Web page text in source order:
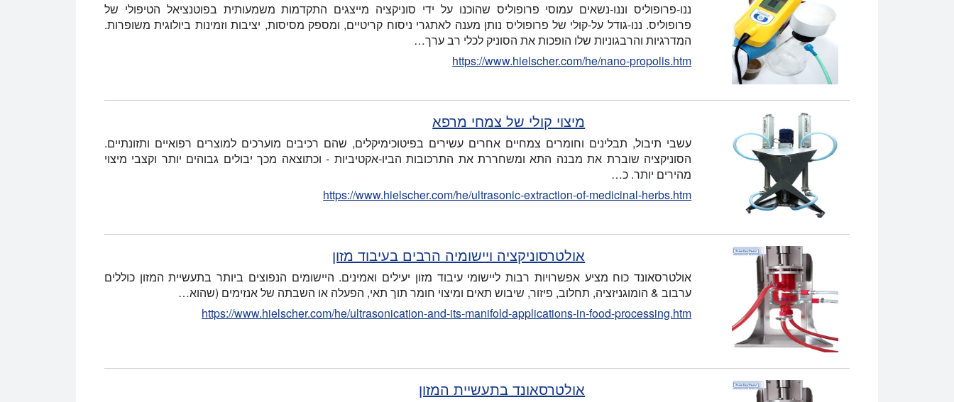
ננו-פרופוליס וננו-נשאים עמוסי פרופוליס שהוכנו על ידי סוניקציה מייצגים התקדמות משמעותית בפוטנציאל הטיפולי של
פרופוליס. ננו-גודל על-קולי של פרופוליס נותן מענה לאתגרי ניסוח קריטיים, ומספק מסיסות, יציבות וזמינות ביולוגית משופרות.
המדרגיות והרבגוניות שלו הופכות את הסוניק לכלי רב ערך…
https://www.hielscher.com/he/nano-propolis.htm
מיצוי קולי של צמחי מרפא
עשבי תיבול, תבלינים וחומרים צמחיים אחרים עשירים בפיטוכימיקלים, שהם רכיבים מוערכים למוצרים רפואיים ותזונתיים.
הסוניקציה שוברת את מבנה התא ומשחררת את התרכובות הביו-אקטיביות - וכתוצאה מכך יבולים גבוהים יותר וקצבי מיצוי
מהירים יותר. כ…
https://www.hielscher.com/he/ultrasonic-extraction-of-medicinal-herbs.htm
אולטרסוניקציה ויישומיה הרבים בעיבוד מזון
אולטרסאונד כוח מציע אפשרויות רבות ליישומי עיבוד מזון יעילים ואמינים. היישומים הנפוצים ביותר בתעשיית המזון כוללים
ערבוב & הומוגניזציה, תחלוב, פיזור, שיבוש תאים ומיצוי חומר תוך תאי, הפעלה או השבתה של אנזימים (שהוא…
https://www.hielscher.com/he/ultrasonication-and-its-manifold-applications-in-food-processing.htm
אולטרסאונד בתעשיית המזון